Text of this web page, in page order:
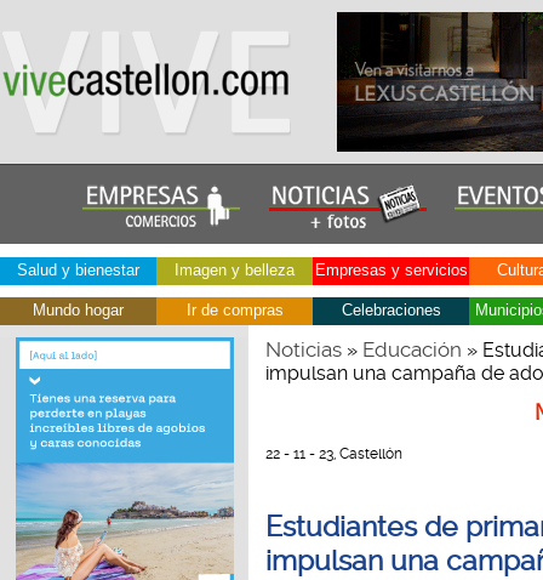
Salud y bienestar Imagen y belleza Empresas y servicios
Mundo hogar Ir de compras Celebraciones
Noticias» Educación »
impulsan una campaña de
22 - 11 - 23, Castellón
Estudiantes de
impulsan una